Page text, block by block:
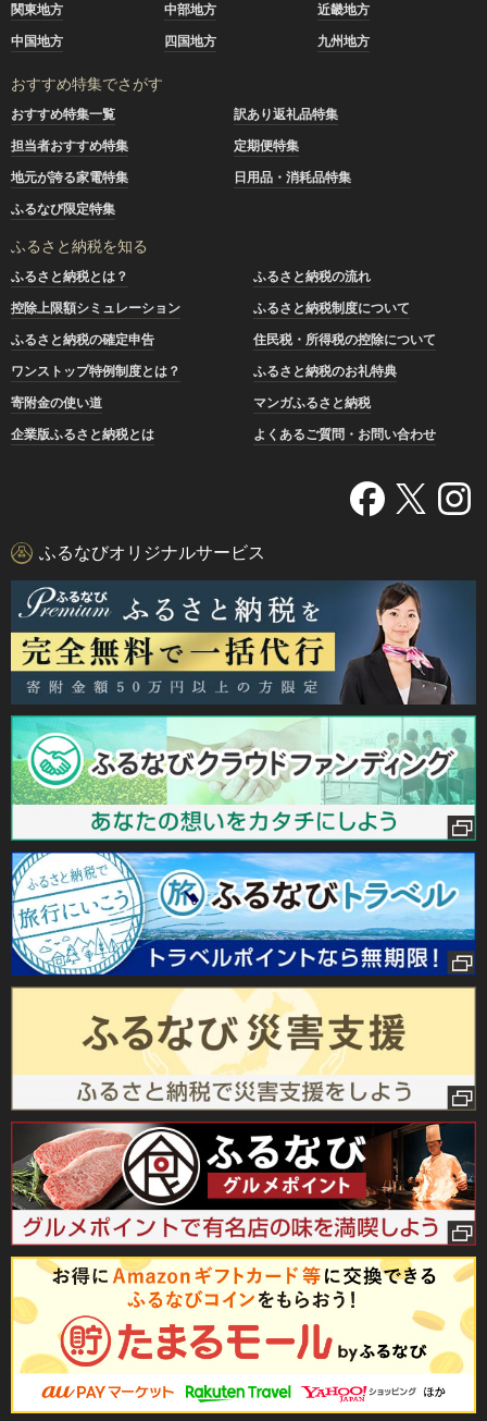
関東地方
中部地方
近畿地方
中国地方
四国地方 九州地方
おすすめ特集でさがす
おすすめ特集一覧
訳あり返礼品特集
担当者おすすめ特集
定期便特集
地元が誇る家電特集
日用品・消耗品特集
ふるなび限定特集
ふるさと納税を知る
ふるさと納税とは？
ふるさと納税の流れ
控除上限額シミュレーション
ふるさと納税制度について
ふるさと納税の確定申告
住民税・所得税の控除について
ワンストップ特例制度とは？
ふるさと納税のお礼特典
寄附金の使い道
マンガふるさと納税
企業版ふるさと納税とは
よくあるご質問・お問い合わせ
ふるなびオリジナルサービス